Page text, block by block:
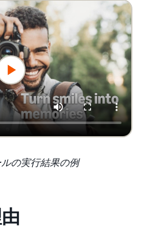
の実行結果の例